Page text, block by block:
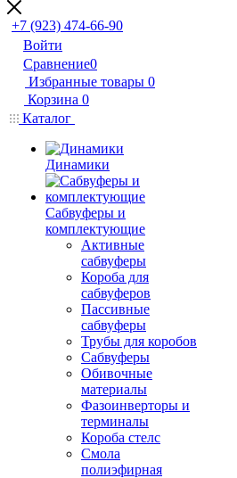
+7 (923) 474-66-90
Войти
Сравнение0
Избранные товары 0
Корзина 0
Каталог
Динамики
Сабвуферы и
комплектующие
Активные
сабвуферы
Короба для
сабвуферов
Пассивные
сабвуферы
Трубы для коробов
Сабвуферы
Обивочные
материалы
Фазоинверторы и
терминалы
Короба стелс
Смола
полиэфирная